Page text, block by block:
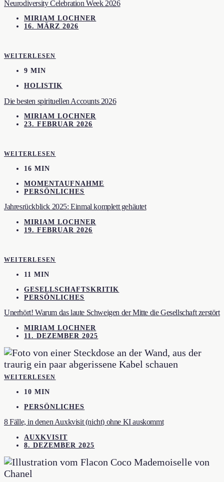
Neurodiversity Celebration Week 2026
MIRIAM LOCHNER
16. MÄRZ 2026
WEITERLESEN
9 MIN
HOLISTIK
Die besten spirituellen Accounts 2026
MIRIAM LOCHNER
23. FEBRUAR 2026
WEITERLESEN
16 MIN
MOMENTAUFNAHME
PERSÖNLICHES
Jahresrückblick 2025: Einmal komplett gehäutet
MIRIAM LOCHNER
19. FEBRUAR 2026
WEITERLESEN
11 MIN
GESELLSCHAFTSKRITIK
PERSÖNLICHES
Unerhört! Warum das laute Schweigen der Mitte die Gesellschaft zerstört
MIRIAM LOCHNER
11. DEZEMBER 2025
WEITERLESEN
10 MIN
PERSÖNLICHES
8 Fälle, in denen Auxkvisit (nicht) ohne KI auskommt
AUXKVISIT
8. DEZEMBER 2025